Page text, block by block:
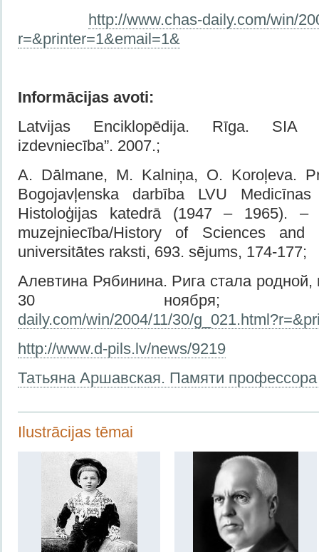
http://www.chas-daily.com/win/
r=&printer=1&email=1&
Informācijas avoti:
Latvijas Enciklopēdija. Rīga. SIA
izdevniecība”. 2007.;
A. Dālmane, M. Kalniņa, O. Koroļeva.
Bogojavļenska darbība LVU
Histoloģijas katedrā (1947 – 1965). –
muzejniecība/History of Sciences and
universitātes raksti, 693. sējums, 174-177;
Алевтина Рябинина. Рига стала родной,
30
daily.com/win/2004/11/30/
http://www.d-pils.lv/news/9219
Татьяна Аршавская. Памяти профессора
Ilustrācijas tēmai